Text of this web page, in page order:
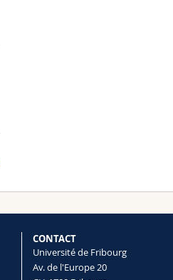
CONTACT
Université de Fribourg
Av. de l'Europe 20